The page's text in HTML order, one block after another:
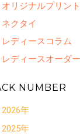
オリジナルプリン
ネクタイ
レディースコラム
レディースオーダ
NUMBER
2026年
新着情報
2025年